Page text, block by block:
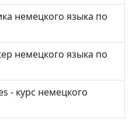
немецкого языка по
немецкого языка по
- курс немецкого